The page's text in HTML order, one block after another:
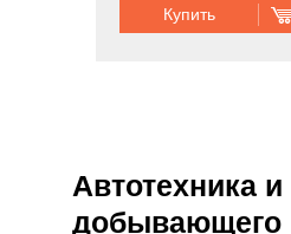
Купить
Автотехника
добывающего